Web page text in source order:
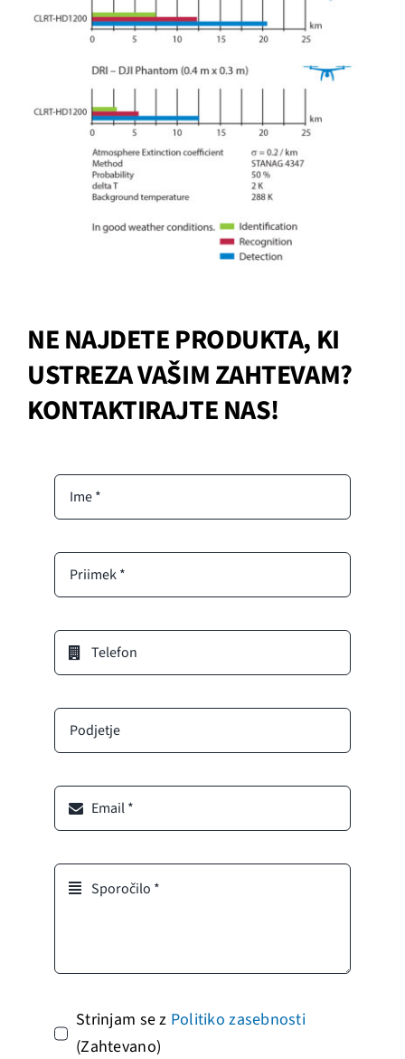
NE NAJDETE PRODUKTA, KI
USTREZA VAŠIM ZAHTEVAM?
KONTAKTIRAJTE NAS!
Strinjam se z Politiko zasebnosti
(Zahtevano)